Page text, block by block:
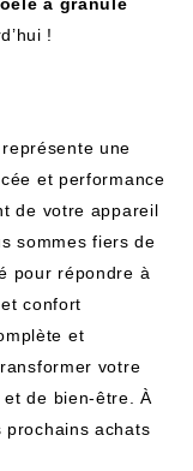
!
représente une
et performance
de votre appareil
sommes fiers de
pour répondre à
confort
et
votre
de bien-être. À
achats